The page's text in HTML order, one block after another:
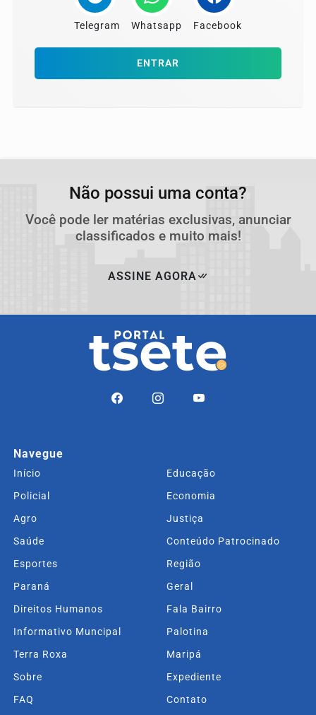
Telegram Whatsapp Facebook
ENTRAR
Não possui uma conta?
Você pode ler matérias exclusivas, anunciar
classificados e muito mais!
ASSINE AGORA
Navegue
Início
Educação
Policial
Economia
Agro
Justiça
Saúde
Conteúdo Patrocinado
Esportes
Região
Paraná
Geral
Direitos Humanos
Fala Bairro
Informativo Muncipal
Palotina
Terra Roxa
Maripá
Sobre
Expediente
FAQ
Contato